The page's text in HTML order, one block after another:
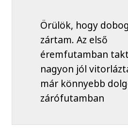
Örülök, hogy
zártam. Az első
éremfutamban
nagyon jól
már könnyebb
zárófutamban